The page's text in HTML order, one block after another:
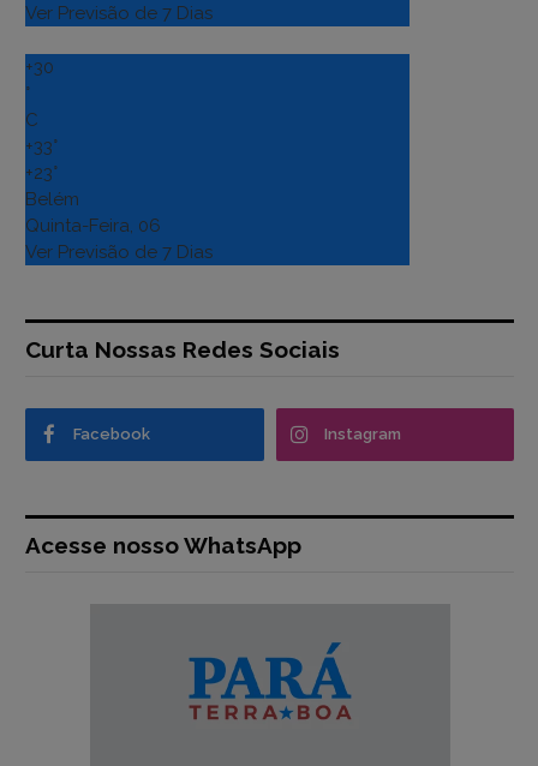
Ver Previsão de 7 Dias
+30
°
C
+33°
+23°
Belém
Quinta-Feira, 06
Ver Previsão de 7 Dias
Curta Nossas Redes Sociais
Facebook Instagram
Acesse nosso WhatsApp